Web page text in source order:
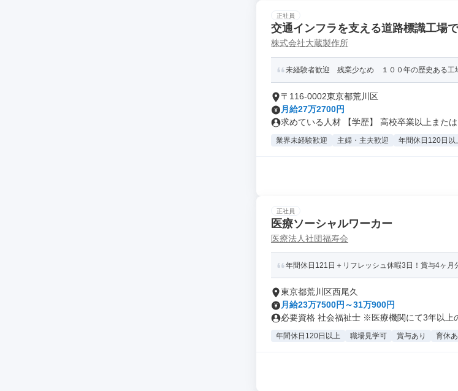
正社員
交通インフラを支える道路標識工場
株式会社大蔵製作所
未経験者歓迎 残業少なめ １００年の歴史ある工
〒116-0002東京都荒川区
月給27万2700円
求めている人材 【学歴】 高校卒業以上また
業界未経験歓迎 主婦・主夫歓迎 年間休日120日以
正社員
医療ソーシャルワーカー
医療法人社団福寿会
年間休日121日＋リフレッシュ休暇3日！賞与4ヶ
東京都荒川区西尾久
月給23万7500円～31万900円
必要資格 社会福祉士 ※医療機関にて3年以上
年間休日120日以上 職場見学可 賞与あり 育休あ